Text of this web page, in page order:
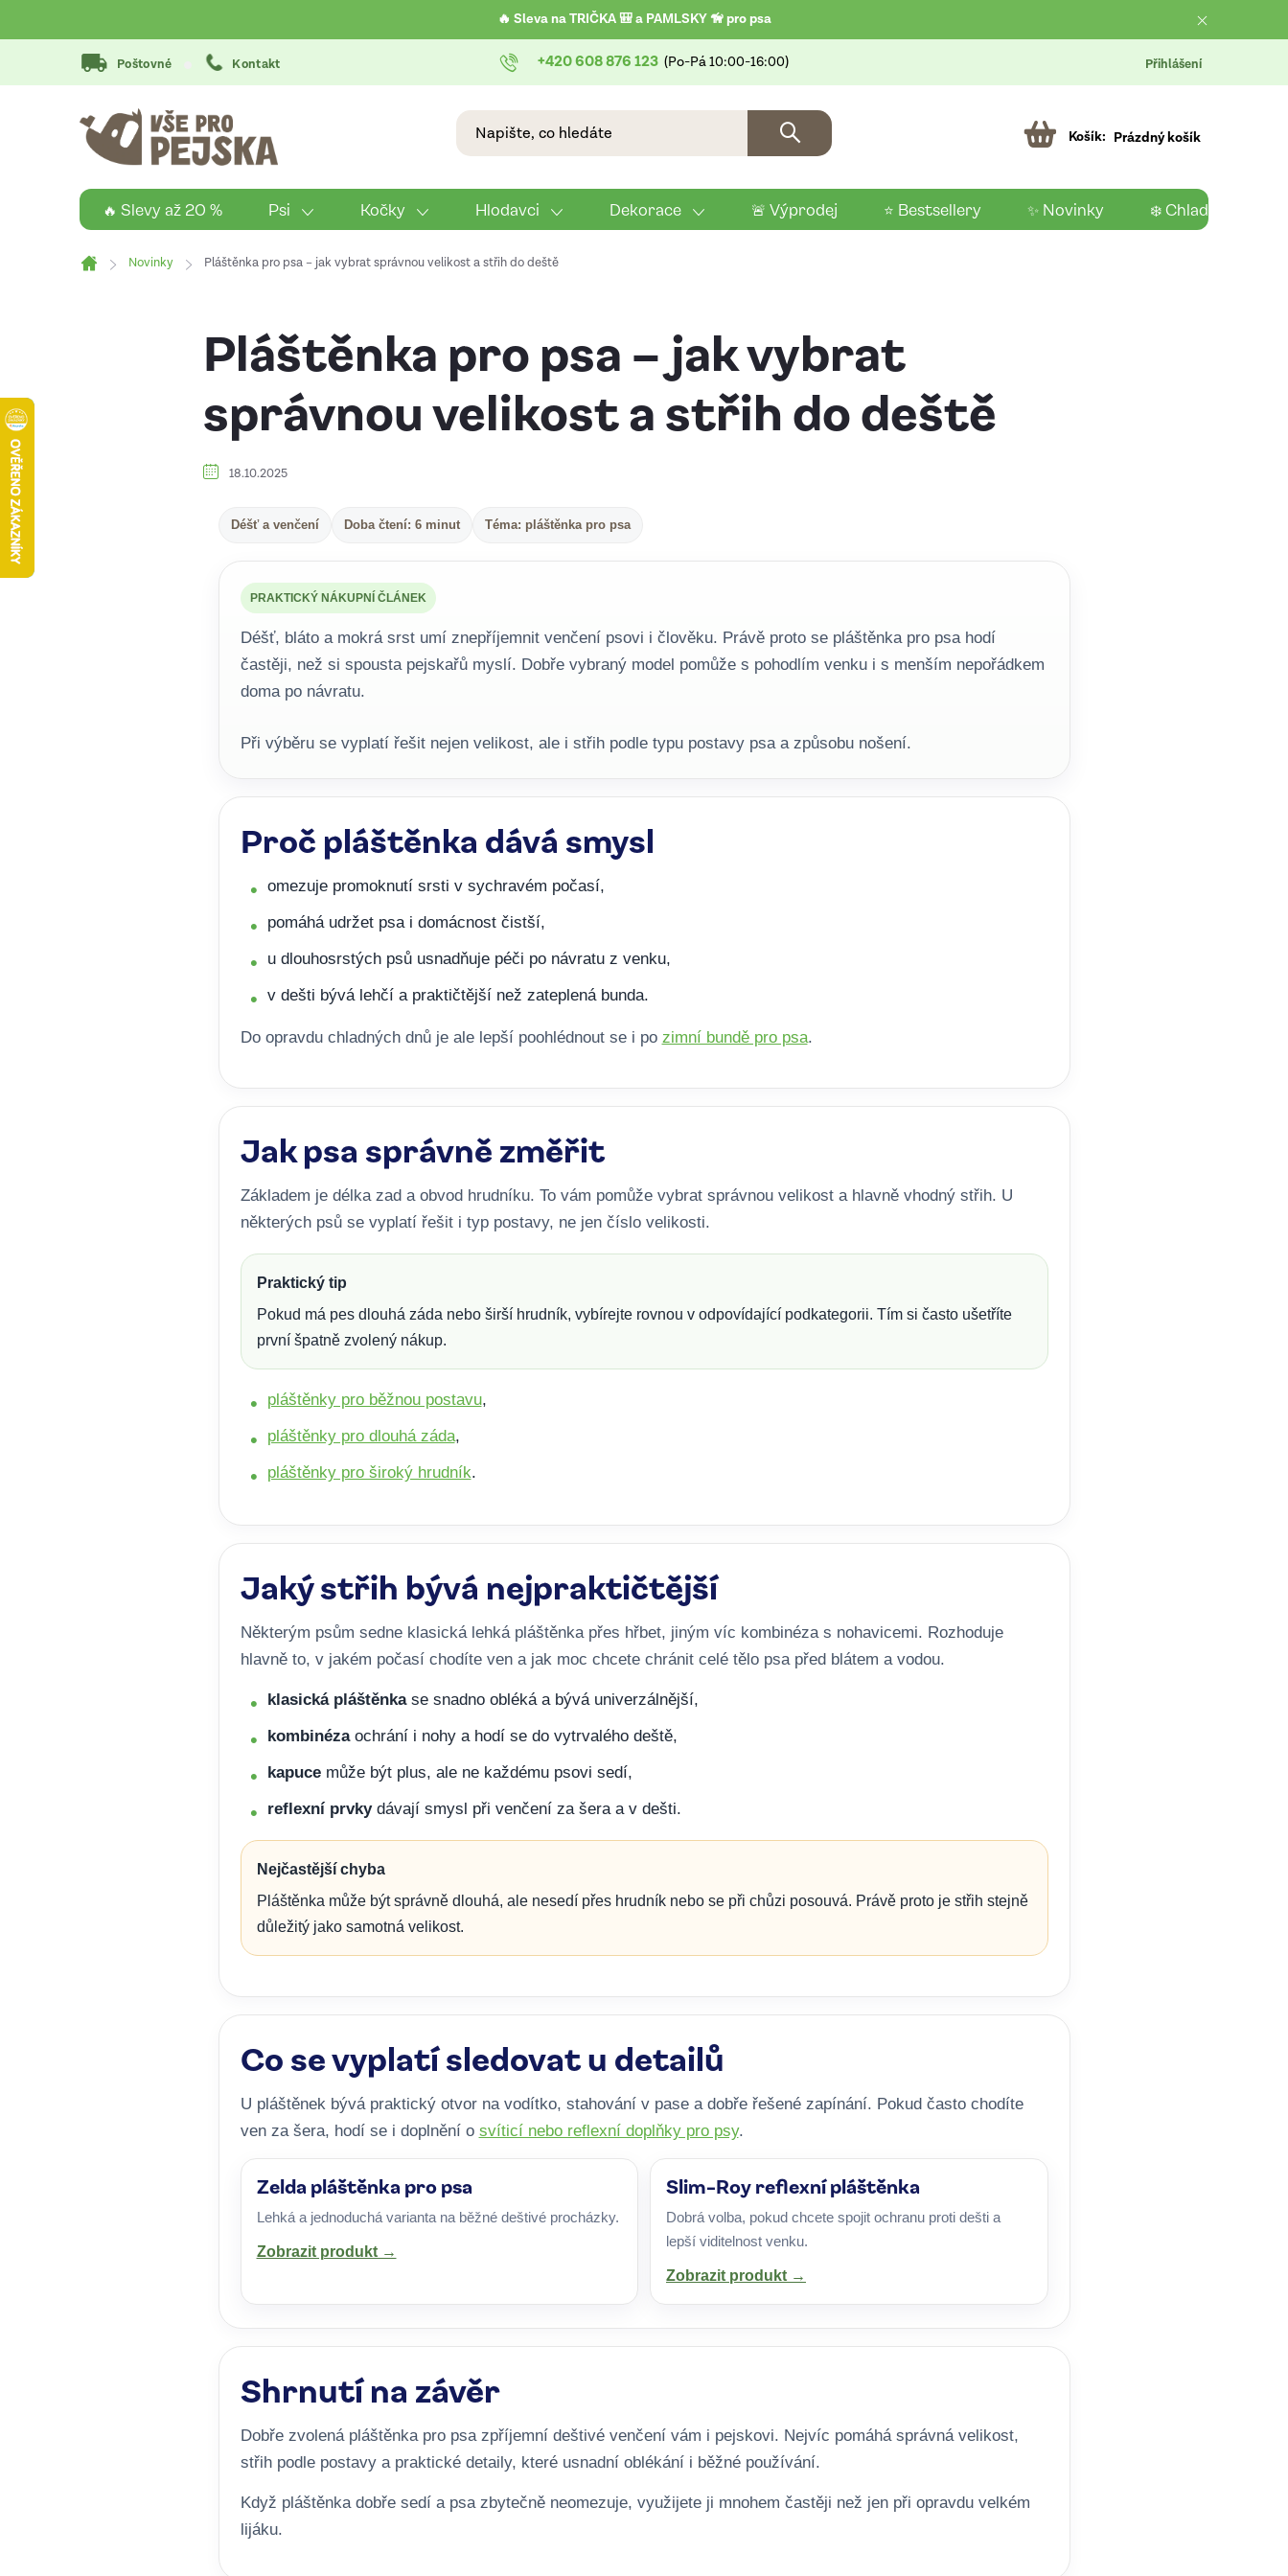
na
🔥 Sleva na TRIČKA 🎒 a PAMLSKY 🦮 pro psa
+420 608 876 123
Poštovné Kontakt Přihlášení
Prázdný košík
🔥 Slevy až 20 % Psi Kočky Hlodavci Dekorace 🚨 Výprodej ⭐ Bestsellery ✨ Novinky ❄️ Chladící
Domů
Novinky Pláštěnka pro psa – jak vybrat správnou velikost a střih do deště
Pláštěnka pro psa – jak vybrat
správnou velikost a střih do deště
18.10.2025
Déšť a venčení Doba čtení: 6 minut Téma: pláštěnka pro psa
PRAKTICKÝ NÁKUPNÍ ČLÁNEK
Déšť, bláto a mokrá srst umí znepříjemnit venčení psovi i člověku. Právě proto se pláštěnka pro psa hodí
častěji, než si spousta pejskařů myslí. Dobře vybraný model pomůže s pohodlím venku i s menším nepořádkem
doma po návratu.
Při výběru se vyplatí řešit nejen velikost, ale i střih podle typu postavy psa a způsobu nošení.
Proč pláštěnka dává smysl
omezuje promoknutí srsti v sychravém počasí,
pomáhá udržet psa i domácnost čistší,
u dlouhosrstých psů usnadňuje péči po návratu z venku,
v dešti bývá lehčí a praktičtější než zateplená bunda.
Do opravdu chladných dnů je ale lepší poohlédnout se i po zimní bundě pro psa.
Jak psa správně změřit
Základem je délka zad a obvod hrudníku. To vám pomůže vybrat správnou velikost a hlavně vhodný střih. U
některých psů se vyplatí řešit i typ postavy, ne jen číslo velikosti.
Praktický tip
Pokud má pes dlouhá záda nebo širší hrudník, vybírejte rovnou v odpovídající podkategorii. Tím si často ušetříte
první špatně zvolený nákup.
pláštěnky pro běžnou postavu,
pláštěnky pro dlouhá záda,
pláštěnky pro široký hrudník.
Jaký střih bývá nejpraktičtější
Některým psům sedne klasická lehká pláštěnka přes hřbet, jiným víc kombinéza s nohavicemi. Rozhoduje
hlavně to, v jakém počasí chodíte ven a jak moc chcete chránit celé tělo psa před blátem a vodou.
klasická pláštěnkase snadno obléká a bývá univerzálnější,
kombinézaochrání i nohy a hodí se do vytrvalého deště,
kapucemůže být plus, ale ne každému psovi sedí,
reflexní prvkydávají smysl při venčení za šera a v dešti.
Nejčastější chyba
Pláštěnka může být správně dlouhá, ale nesedí přes hrudník nebo se při chůzi posouvá. Právě proto je střih stejně
důležitý jako samotná velikost.
Co se vyplatí sledovat u detailů
U pláštěnek bývá praktický otvor na vodítko, stahování v pase a dobře řešené zapínání. Pokud často chodíte
ven za šera, hodí se i doplnění o svíticí nebo reflexní doplňky pro psy.
Zelda pláštěnka pro psa
Lehká a jednoduchá varianta na běžné deštivé procházky.
Zobrazit produkt →
Slim-Roy reflexní pláštěnka
Dobrá volba, pokud chcete spojit ochranu proti dešti a
lepší viditelnost venku.
Zobrazit produkt →
Shrnutí na závěr
Dobře zvolená pláštěnka pro psa zpříjemní deštivé venčení vám i pejskovi. Nejvíc pomáhá správná velikost,
střih podle postavy a praktické detaily, které usnadní oblékání i běžné používání.
Když pláštěnka dobře sedí a psa zbytečně neomezuje, využijete ji mnohem častěji než jen při opravdu velkém
lijáku.